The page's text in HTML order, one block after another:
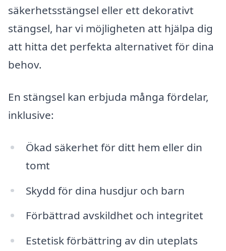
säkerhetsstängsel eller ett dekorativt
stängsel, har vi möjligheten att hjälpa dig
att hitta det perfekta alternativet för dina
behov.
En stängsel kan erbjuda många fördelar,
inklusive:
Ökad säkerhet för ditt hem eller din
tomt
Skydd för dina husdjur och barn
Förbättrad avskildhet och integritet
Estetisk förbättring av din uteplats